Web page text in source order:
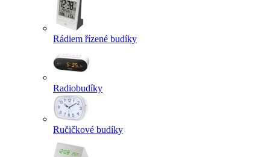
Rádiem řízené budíky
Radiobudíky
Ručičkové budíky